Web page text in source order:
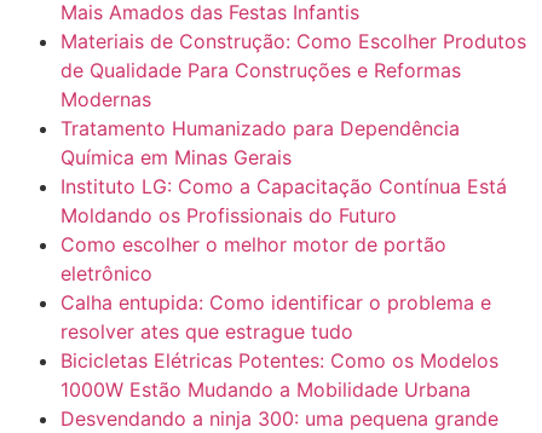
Mais Amados das Festas Infantis
Materiais de Construção: Como Escolher Produtos
de Qualidade Para Construções e Reformas
Modernas
Tratamento Humanizado para Dependência
Química em Minas Gerais
Instituto LG: Como a Capacitação Contínua Está
Moldando os Profissionais do Futuro
Como escolher o melhor motor de portão
eletrônico
Calha entupida: Como identificar o problema e
resolver ates que estrague tudo
Bicicletas Elétricas Potentes: Como os Modelos
1000W Estão Mudando a Mobilidade Urbana
Desvendando a ninja 300: uma pequena grande